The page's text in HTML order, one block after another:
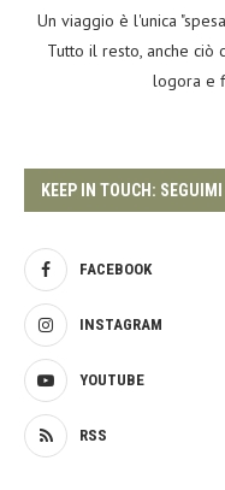
Un viaggio è l'unica
Tutto il resto, anche ciò
logora e
KEEP IN TOUCH:
FACEBOOK
INSTAGRAM
YOUTUBE
RSS